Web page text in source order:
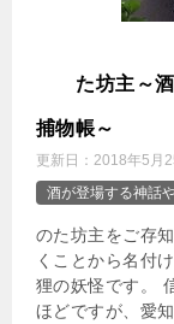
た坊主～
捕物帳～
更新日： 2018年5月
酒が登場する神話
のた坊主をご存
くことから名付
狸の妖怪です。
ほどですが、愛